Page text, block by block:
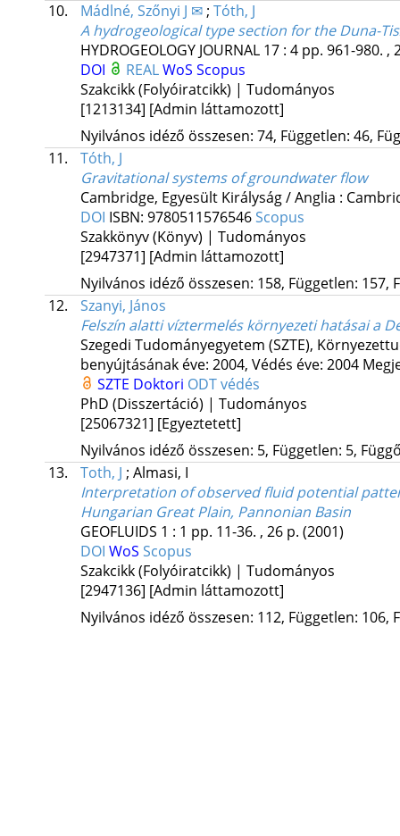
10.
Mádlné, Szőnyi J ✉; Tóth, J
A hydrogeological type section for the Duna-
HYDROGEOLOGY JOURNAL 17: 4 pp. 961-980. ,
DOI
REALWoS Scopus
Szakcikk (Folyóiratcikk) | Tudományos
[1213134] [Admin láttamozott]
Nyilvános idéző összesen: 74, Független: 46,
11.
Tóth, J
Gravitational systems of groundwater flow
Cambridge, Egyesült Királyság / Anglia :
DOI ISBN: 9780511576546Scopus
Szakkönyv (Könyv) | Tudományos
[2947371] [Admin láttamozott]
Nyilvános idéző összesen: 158, Független: 157,
12.
Szanyi, János
Felszín alatti víztermelés környezeti hatásai a
Szegedi Tudományegyetem (SZTE),
benyújtásának éve: 2004, Védés éve: 2004
SZTE Doktori ODT védés
PhD (Disszertáció) | Tudományos
[25067321] [Egyeztetett]
Nyilvános idéző összesen: 5, Független: 5,
13.
Toth, J ; Almasi, I
Interpretation of observed fluid potential
Hungarian Great Plain, Pannonian Basin
GEOFLUIDS 1 : 1 pp. 11-36. , 26 p. (2001)
DOI WoS Scopus
Szakcikk (Folyóiratcikk) | Tudományos
[2947136] [Admin láttamozott]
Nyilvános idéző összesen: 112, Független: 106,